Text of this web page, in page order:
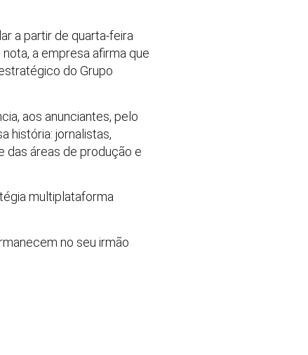
a partir de quarta-feira
a empresa afirma que
do Grupo
aos anunciantes, pelo
história: jornalistas,
das áreas de produção e
multiplataforma
no seu irmão